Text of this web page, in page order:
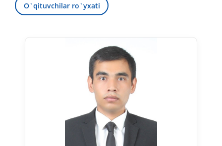
O`qituvchilar ro`yxati